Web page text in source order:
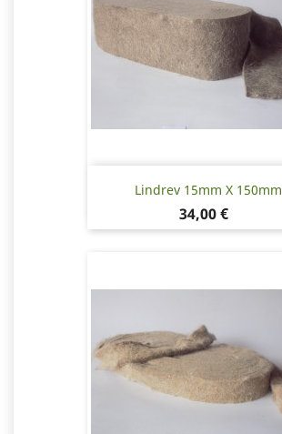
Lindrev 15mm X 150mm
Pris
34,00 €